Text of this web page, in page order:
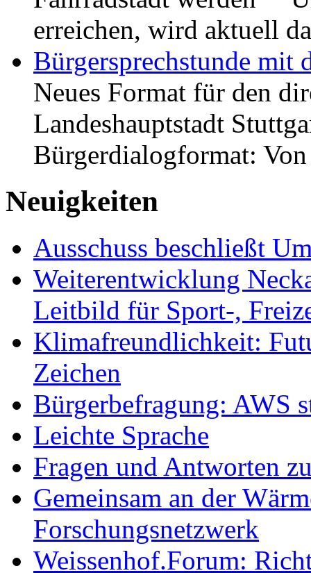
erreichen, wird aktuell
Bürgersprechstunde mit
Neues Format für den
Landeshauptstadt
Bürgerdialogformat:
Neuigkeiten
Ausschuss beschließt
Weiterentwicklung
Leitbild für Sport-,
Klimafreundlichkeit:
Zeichen
Bürgerbefragung: AWS
Leichte Sprache
Fragen und Antworten
Gemeinsam an der
Forschungsnetzwerk
Weissenhof.Forum: